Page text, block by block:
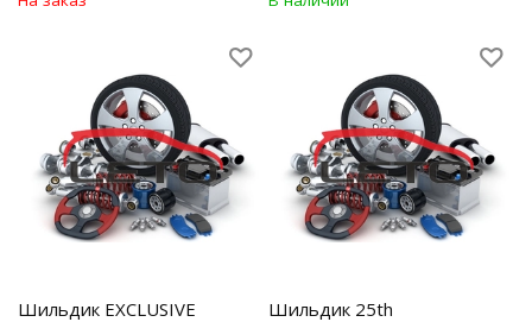
Шильдик EXCLUSIVE
Шильдик 25th